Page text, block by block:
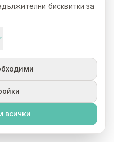
бисквитки за
всички